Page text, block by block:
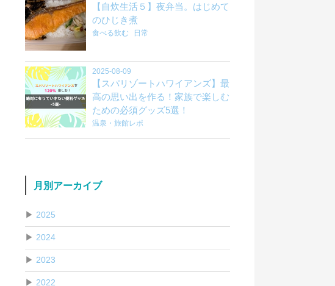
【自炊生活５】夜弁当。はじめて
のひじき煮
食べる飲む 日常
2025-08-09
【スパリゾートハワイアンズ】最
高の思い出を作る！家族で楽しむ
ための必須グッズ5選！
温泉・旅館レポ
月別アーカイブ
▶ 2025
▶ 2024
▶ 2023
▶ 2022